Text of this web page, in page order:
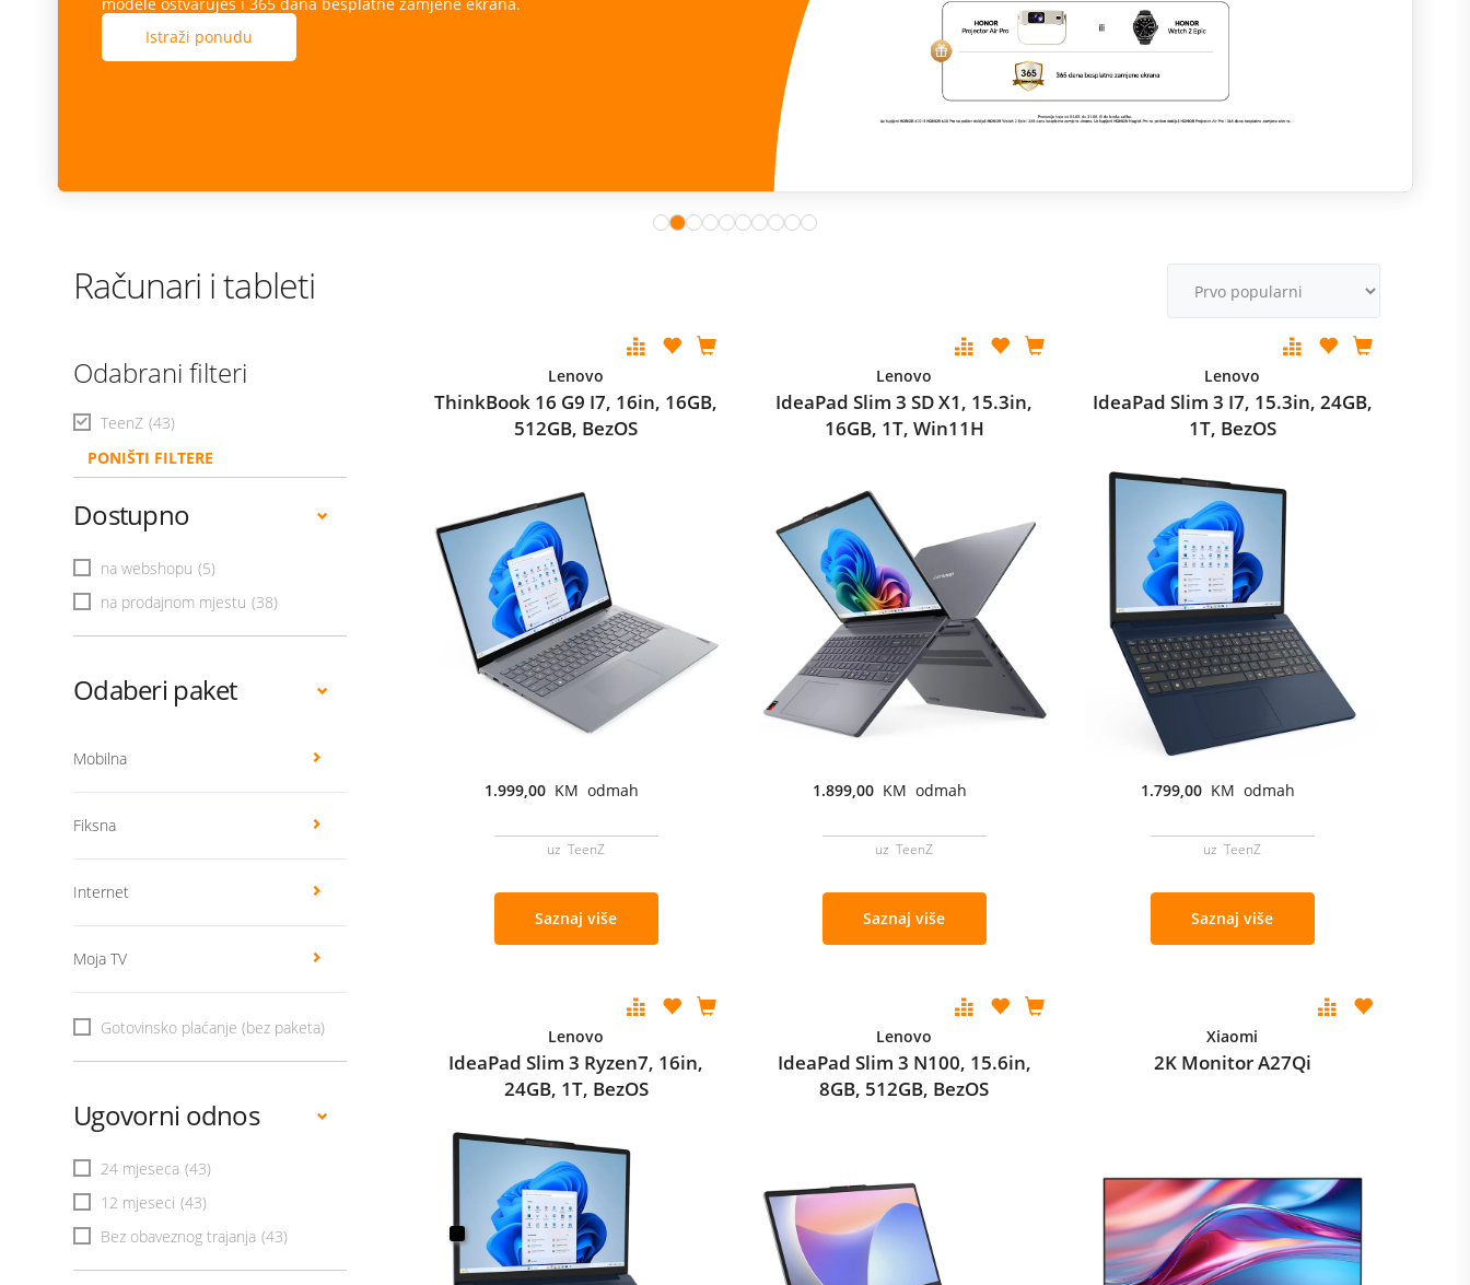
Istraži ponudu
Računari i tableti
Odabrani filteri
TeenZ (43)
PONIŠTI FILTERE
Dostupno
na webshopu (5)
na prodajnom mjestu (38)
Odaberi paket
Mobilna
Fiksna
Internet
Moja TV
Gotovinsko plaćanje (bez paketa)
Ugovorni odnos
24 mjeseca (43)
12 mjeseci (43)
Bez obaveznog trajanja (43)
Lenovo
ThinkBook 16 G9 I7, 16in, 16GB,
512GB, BezOS
1.999,00 KM odmah
uz TeenZ
Saznaj više
Lenovo
IdeaPad Slim 3 SD X1, 15.3in,
16GB, 1T, Win11H
1.899,00 KM odmah
uz TeenZ
Saznaj više
Lenovo
IdeaPad Slim 3 I7, 15.3in, 24GB,
1T, BezOS
1.799,00 KM odmah
uz TeenZ
Saznaj više
Lenovo
IdeaPad Slim 3 Ryzen7, 16in,
24GB, 1T, BezOS
Lenovo
IdeaPad Slim 3 N100, 15.6in,
8GB, 512GB, BezOS
Xiaomi
2K Monitor A27Qi